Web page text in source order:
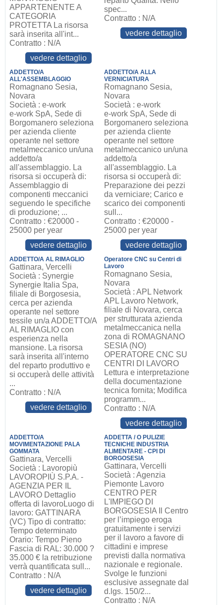
APPARTENENTE A
CATEGORIA
PROTETTA La risorsa
sarà inserita all'int...
Contratto : N/A
vedere dettaglio
spec...
Contratto : N/A
vedere dettaglio
ADDETTO/A
ALL'ASSEMBLAGGIO
Romagnano Sesia,
Novara
Società : e-work
e-work SpA, Sede di
Borgomanero seleziona
per azienda cliente
operante nel settore
metalmeccanico un/una
addetto/a
all'assemblaggio. La
risorsa si occuperà di:
Assemblaggio di
componenti meccanici
seguendo le specifiche
di produzione; ...
Contratto : €20000 -
25000 per year
vedere dettaglio
ADDETTO/A ALLA
VERNICIATURA
Romagnano Sesia,
Novara
Società : e-work
e-work SpA, Sede di
Borgomanero seleziona
per azienda cliente
operante nel settore
metalmeccanico un/una
addetto/a
all'assemblaggio. La
risorsa si occuperà di:
Preparazione dei pezzi
da verniciare; Carico e
scarico dei componenti
sull...
Contratto : €20000 -
25000 per year
vedere dettaglio
ADDETTO/A AL RIMAGLIO
Gattinara, Vercelli
Società : Synergie
Synergie Italia Spa,
filiale di Borgosesia,
cerca per azienda
operante nel settore
tessile un/a ADDETTO/A
AL RIMAGLIO con
esperienza nella
mansione. La risorsa
sarà inserita all'interno
del reparto produttivo e
si occuperà delle attività
...
Contratto : N/A
vedere dettaglio
Operatore CNC su Centri di
Lavoro
Romagnano Sesia,
Novara
Società : APL Network
APL Lavoro Network,
filiale di Novara, cerca
per strutturata azienda
metalmeccanica nella
zona di ROMAGNANO
SESIA (NO)
OPERATORE CNC SU
CENTRI DI LAVORO
Lettura e interpretazione
della documentazione
tecnica fornita; Modifica
programm...
Contratto : N/A
vedere dettaglio
ADDETTO/A
MOVIMENTAZIONE PALA
GOMMATA
Gattinara, Vercelli
Società : Lavoropiù
LAVOROPIÙ S.P.A. -
AGENZIA PER IL
LAVORO Dettaglio
offerta di lavoroLuogo di
lavoro: GATTINARA
(VC) Tipo di contratto:
Tempo determinato
Orario: Tempo Pieno
Fascia di RAL: 30.000 ?
35.000 € la retribuzione
verrà quantificata sull...
Contratto : N/A
vedere dettaglio
ADDETTA / O PULIZIE
TECNICHE INDUSTRIA
ALIMENTARE - CPI DI
BORGOSESIA
Gattinara, Vercelli
Società : Agenzia
Piemonte Lavoro
CENTRO PER
L'IMPIEGO DI
BORGOSESIA Il Centro
per l’impiego eroga
gratuitamente i servizi
per il lavoro a favore di
cittadini e imprese
previsti dalla normativa
nazionale e regionale.
Svolge le funzioni
esclusive assegnate dal
d.lgs. 150/2...
Contratto : N/A